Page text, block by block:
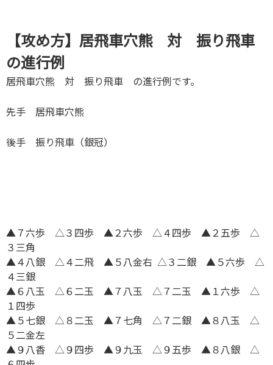
【攻め方】居飛車穴熊 対 振り飛車
の進行例
居飛車穴熊 対 振り飛車 の進行例です。
先手 居飛車穴熊
後手 振り飛車（銀冠）
▲７六歩 △３四歩 ▲２六歩 △４四歩 ▲２五歩 △
３三角
▲４八銀 △４二飛 ▲５八金右 △３二銀 ▲５六歩 △
４三銀
▲６八玉 △６二玉 ▲７八玉 △７二玉 ▲１六歩 △
１四歩
▲５七銀 △８二玉 ▲７七角 △７二銀 ▲８八玉 △
５二金左
▲９八香 △９四歩 ▲９九玉 △９五歩 ▲８八銀 △